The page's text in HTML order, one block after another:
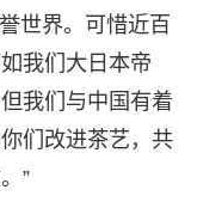
世界。可惜近百
我们大日本帝
我们与中国有着
们改进茶艺，共
”